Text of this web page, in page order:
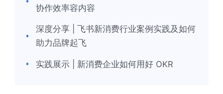
协作效率容内容
深度分享 | 飞书新消费行业案例实践及如何
助力品牌起飞
实践展示 | 新消费企业如何用好 OKR